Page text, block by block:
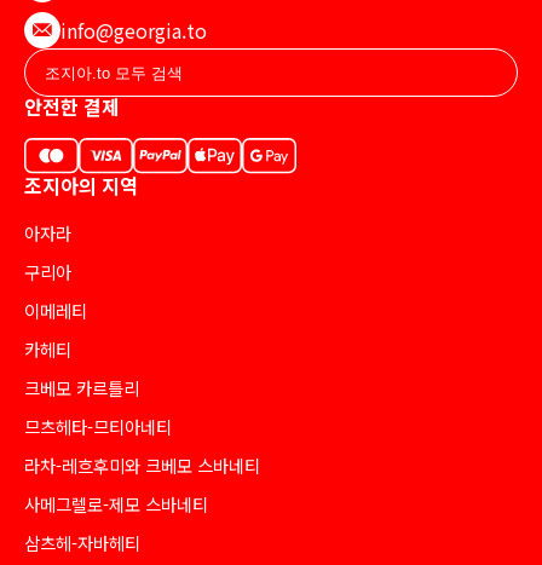
info@georgia.to
안전한 결제
조지아의 지역
아자라
구리아
이메레티
카헤티
크베모 카르틀리
므츠헤타-므티아네티
라차-레흐후미와 크베모 스바네티
사메그렐로-제모 스바네티
삼츠헤-자바헤티